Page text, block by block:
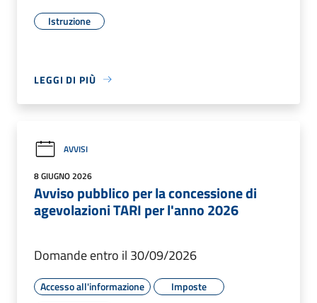
Istruzione
LEGGI DI PIÙ
AVVISI
8 GIUGNO 2026
Avviso pubblico per la concessione di
agevolazioni TARI per l'anno 2026
Domande entro il 30/09/2026
Accesso all'informazione
Imposte